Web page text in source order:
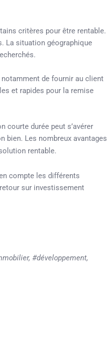
critères pour être rentable.
La situation géographique
de fournir au client
et rapides pour la remise
courte durée peut s’avérer
bien. Les nombreux avantages
rentable.
compte les différents
sur investissement
#développement,